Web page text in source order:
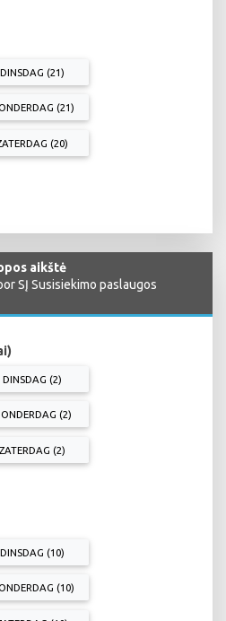
DINSDAG (21)
(21)
(20)
aikštė
SĮ Susisiekimo paslaugos
DINSDAG (2)
(2)
ZATERDAG (2)
DINSDAG (10)
(10)